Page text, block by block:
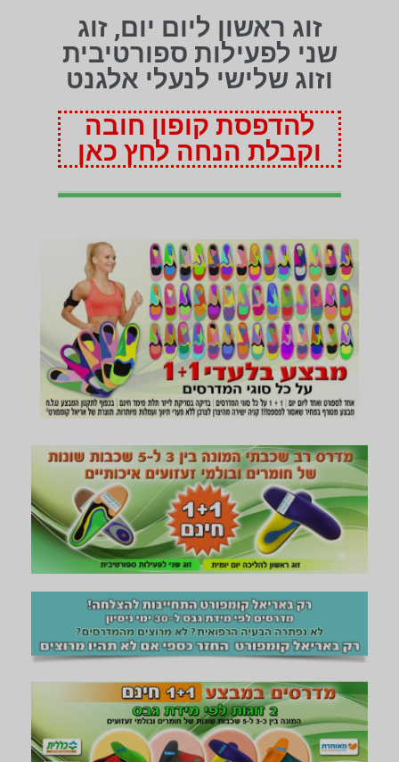
זוג ראשון ליום יום, זוג
שני לפעילות ספורטיבית
וזוג שלישי לנעלי אלגנט
להדפסת קופון חובה
וקבלת הנחה לחץ כאן